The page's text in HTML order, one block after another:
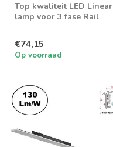
Top kwaliteit LED Linear
lamp voor 3 fase Rail
€74,15
Op voorraad